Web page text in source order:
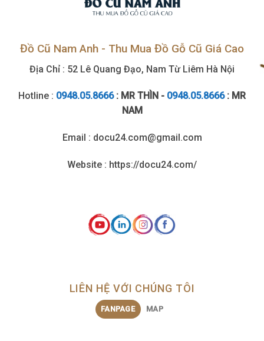
Đồ Cũ Nam Anh - Thu Mua Đồ Gỗ Cũ Giá Cao
Địa Chỉ : 52 Lê Quang Đạo, Nam Từ Liêm Hà Nội
Hotline : 0948.05.8666 : MR THÌN - 0948.05.8666: MR
NAM
Email : docu24.com@gmail.com
Website : https://docu24.com/
LIÊN HỆ VỚI CHÚNG TÔI
FANPAGE MAP